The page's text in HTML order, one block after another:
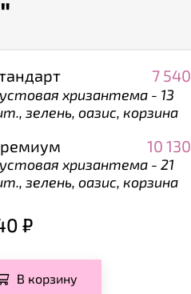
7 540
хризантема - 13
зелень, оазис, корзина
10 130
хризантема - 21
зелень, оазис, корзина
₽
В корзину